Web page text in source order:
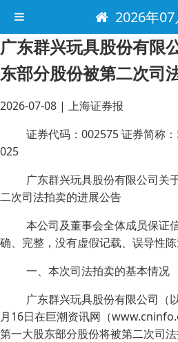
2026年07月08日
广东群兴玩具股份有限
东部分股份被第二次司
2026-07-08 | 上海证券报
证券代码：002575 证券简称
025
广东群兴玩具股份有限公司关
二次司法拍卖的进展公告
本公司及董事会全体成员保证
确、完整，没有虚假记载、误导性陈
一、本次司法拍卖的基本情况
广东群兴玩具股份有限公司（
月16日在巨潮资讯网（
第一大股东部分股份将被第二次司